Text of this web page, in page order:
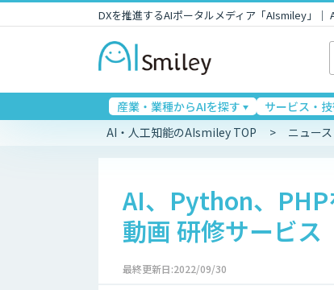
DXを推進するAIポータルメディア「AIsmiley」｜
産業・業種からAIを探す サービス・
AI・人工知能のAIsmiley TOP ニュース
AI、Python、PHP
動画 研修サービス
最終更新日:2022/09/30